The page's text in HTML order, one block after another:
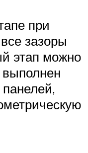
при
зазоры
этап можно